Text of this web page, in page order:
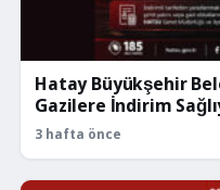
Hatay Büyükşehir
Gazilere İndirim
3 hafta önce